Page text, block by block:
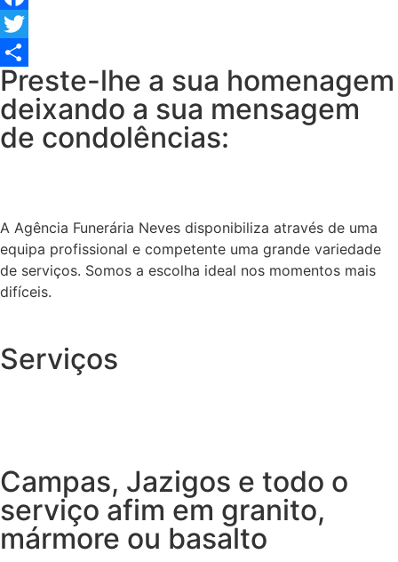
Facebook
Twitter
Share
Preste-lhe a sua homenagem
deixando a sua mensagem
de condolências:
A Agência Funerária Neves disponibiliza através de uma
equipa profissional e competente uma grande variedade
de serviços. Somos a escolha ideal nos momentos mais
difíceis.
Serviços
Campas, Jazigos e todo o
serviço afim em granito,
mármore ou basalto